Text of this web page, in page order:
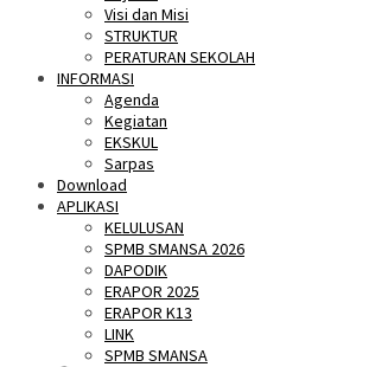
Visi dan Misi
STRUKTUR
PERATURAN SEKOLAH
INFORMASI
Agenda
Kegiatan
EKSKUL
Sarpas
Download
APLIKASI
KELULUSAN
SPMB SMANSA 2026
DAPODIK
ERAPOR 2025
ERAPOR K13
LINK
SPMB SMANSA